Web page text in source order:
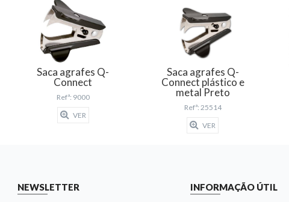
Saca agrafes Q-
Connect
Refª: 9000
VER
Saca agrafes Q-
Connect plástico e
metal Preto
Refª: 25514
VER
NEWSLETTER INFORMAÇÃO ÚTIL